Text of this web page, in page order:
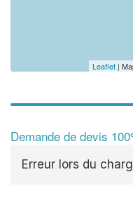
Leaflet |
Demande de devis
Erreur lors du